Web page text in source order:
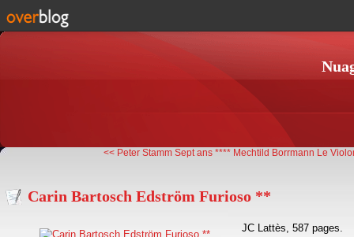
<< Peter Stamm Sept ans **** Mechtild Borrmann Le
Carin Bartosch Edström Furioso **
JC Lattès, 587 pages.